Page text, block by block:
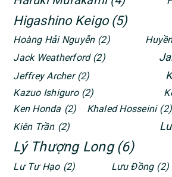
Higashino Keigo (5)
Hoàng Hải Nguyễn (2)
Jack Weatherford (2)
Jeffrey Archer (2)
Kazuo Ishiguro (2)
Ken Honda (2) Khaled Hosseini (2)
Kiên Trần (2)
Lý Thượng Long (6)
Lư Tư Hạo (2) Lưu Đồng (2)